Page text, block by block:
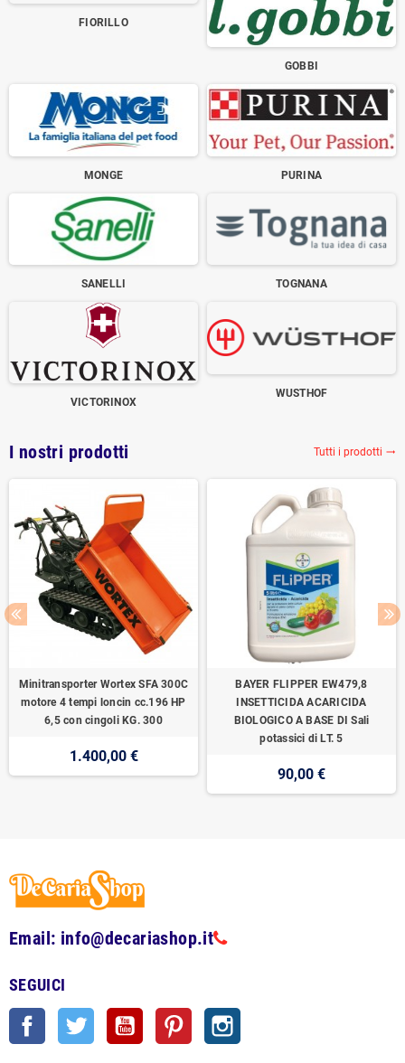
FIORILLO
GOBBI
MONGE PURINA
SANELLI TOGNANA
VICTORINOX
WUSTHOF
I nostri prodotti Tutti i prodotti trending_flat
Minitransporter Wortex SFA 300C
motore 4 tempi loncin cc.196 HP
6,5 con cingoli KG. 300
1.400,00 €
BAYER FLIPPER EW479,8
INSETTICIDA ACARICIDA
BIOLOGICO A BASE DI Sali
potassici di LT. 5
90,00 €
Email: info@decariashop.it
SEGUICI
Facebook Twitter YouTube Pinterest